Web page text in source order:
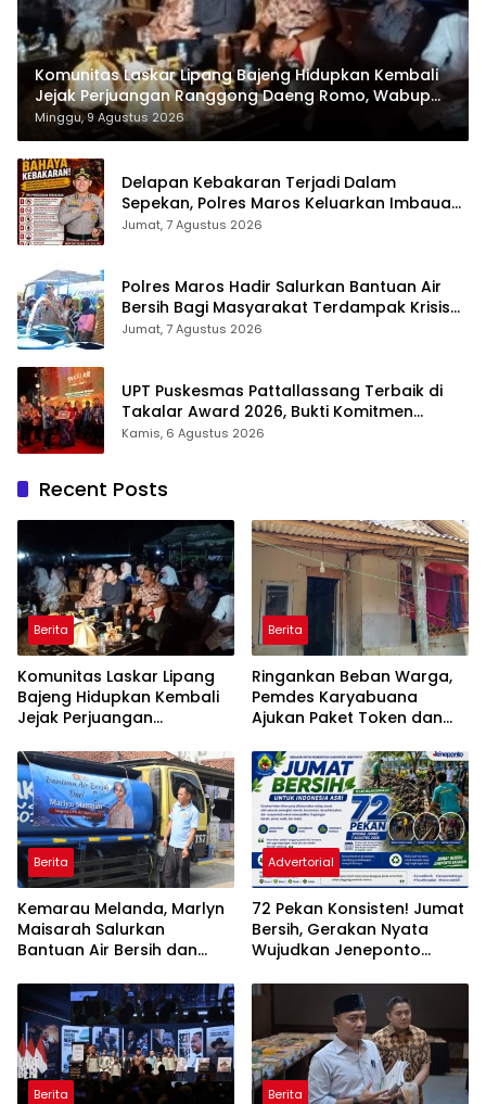
Komunitas Laskar Lipang Bajeng Hidupkan Kembali
Jejak Perjuangan Ranggong Daeng Romo, Wabup
Takalar: Apresiasi Bahwa Sejarah Adalah Warisan
yang Tak Ternilai”.
Minggu, 9 Agustus 2026
Delapan Kebakaran Terjadi Dalam
Sepekan, Polres Maros Keluarkan Imbauan
kepada Masyarakat
Jumat, 7 Agustus 2026
Polres Maros Hadir Salurkan Bantuan Air
Bersih Bagi Masyarakat Terdampak Krisis
Air Bersih Di Maros
Jumat, 7 Agustus 2026
UPT Puskesmas Pattallassang Terbaik di
Takalar Award 2026, Bukti Komitmen
Hadirkan Pelayanan Kesehatan Berkualitas
Kamis, 6 Agustus 2026
Recent Posts
Berita
Komunitas Laskar Lipang
Bajeng Hidupkan Kembali
Jejak Perjuangan
Wabup Takalar: Apresiasi
Bahwa Sejarah Adalah
Warisan yang Tak Ternilai”.
Berita
Ringankan Beban Warga,
Pemdes Karyabuana
Ajukan Paket Token dan
PLN
Berita
Kemarau Melanda, Marlyn
Maisarah Salurkan
Bantuan Air Bersih dan
Babakan Madang
Advertorial
72 Pekan Konsisten! Jumat
Bersih, Gerakan Nyata
Wujudkan Jeneponto
ASRI
Berita Berita